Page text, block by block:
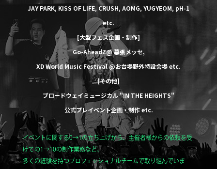
JAY PARK, KISS OF LIFE, CRUSH, AOMG, YUGYEOM, pH-1
etc.
[大型フェス企画・制作]
Go-AheadZ@ 幕張メッセ,
XD World Music Festival @お台場野外特設会場etc.
[その他]
ブロードウェイミュージカル"IN THE HEIGHTS"
公式プレイベント企画・制作etc.
イベントに関する0→1の立ち上げから、主催者様からの依頼を受
けての1→10の制作業務など、
多くの経験を持つプロフェッショナルチームで取り組んでいま